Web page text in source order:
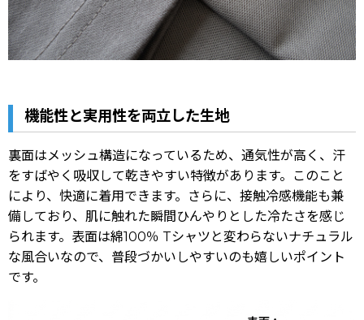
機能性と実用性を両立した生地
裏面はメッシュ構造になっているため、通気性が高く、汗
をすばやく吸収して乾きやすい特徴があります。このこと
により、快適に着用できます。さらに、接触冷感機能も兼
備しており、肌に触れた瞬間ひんやりとした冷たさを感じ
られます。表面は綿100％ Tシャツと変わらないナチュラル
な風合いなので、普段づかいしやすいのも嬉しいポイント
です。